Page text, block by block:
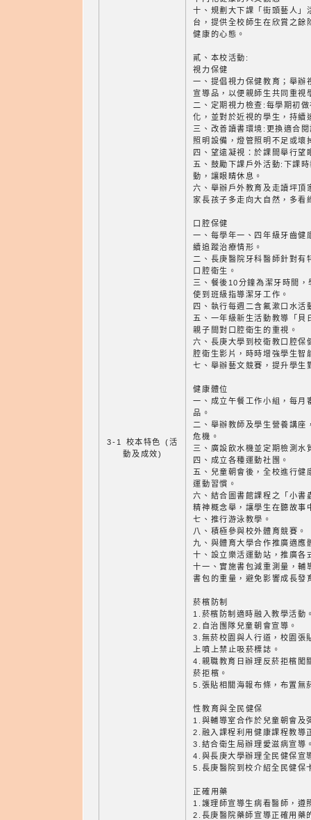
3-1 校本特色 (活
動及成效)
十、規劃大下課「街頭藝人」
台，提供全校師生在欣賞之餘
健康的心態。
貳、本校活動:
視力保健
一、提倡視力保健教育；舉辦
宣導品，以便親師生共同重視
二、定期視力檢查:每學期初
化，並對於近視的學生，持續
三、改善讀書環境:更換適合
照明設備，燈管照明不足或壞
四、望遠凝視：於課間舉行望
五、鼓勵下課戶外活動:下課
動，讓眼睛休息。
六、舉辦戶外教育及走讀坪頂
家長孩子多走向大自然，多看
口腔保健
一、每學年一、四年級牙齒健
續追蹤治療情形。
二、長庚醫院牙科醫師針對有
口腔衛生。
三、餐後10分鐘為潔牙時間
使到班級指導潔牙工作。
四、執行每週二含氟漱口水活
五、一年級新生活動教導「貝
親子間對口腔衛生的重視。
六、長庚大學到校衛教口腔保
腔衛生影片，時時增強學生智
七、舉辦藝文競賽，提升學生
健康體位
一、成立午餐工作小組，每月
品。
二、舉辦教師及學生營養講座
危機。
三、廣設飲水機並定期檢測水
四、成立各種運動社團。
五、兒童朝會後，全校進行健
運動習慣。
六、結合圖書館課程之「小書
精神概念舉，讓學生在聽故事
七、推行游泳教學。
八、積極參與校外體育競賽。
九、與體育大學合作推廣適應
十、設立樂活運動站，推廣各
十一、實施書包減重測量，輔
書包的重量，避免影響成長發
菸檳防制
1.菸檳防制適時融入教學活動
2.自治團隊兒童朝會宣導。
3.無菸校園與人行道，校園張
上噴上禁止吸菸標誌。
4.親職教育日辦理反菸拒檳闖
菸拒檳。
5.張貼相關海報布條，布置無
性教育與全民健保
1.與輔導室合作於兒童朝會及
2.融入課程利用健康課程教導
3.結合衛生局辦理愛滋病宣導
4.與長庚大學辦理全民健保宣
5.長庚醫院到校介紹全民健保
正確用藥
1.護理師宣導生病看醫師，遵
2.長庚醫院藥師宣導正確用藥